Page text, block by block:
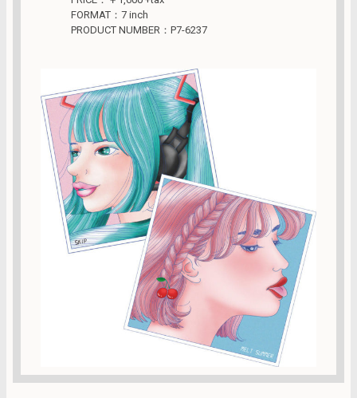
FORMAT：7 inch
PRODUCT NUMBER：P7-6237